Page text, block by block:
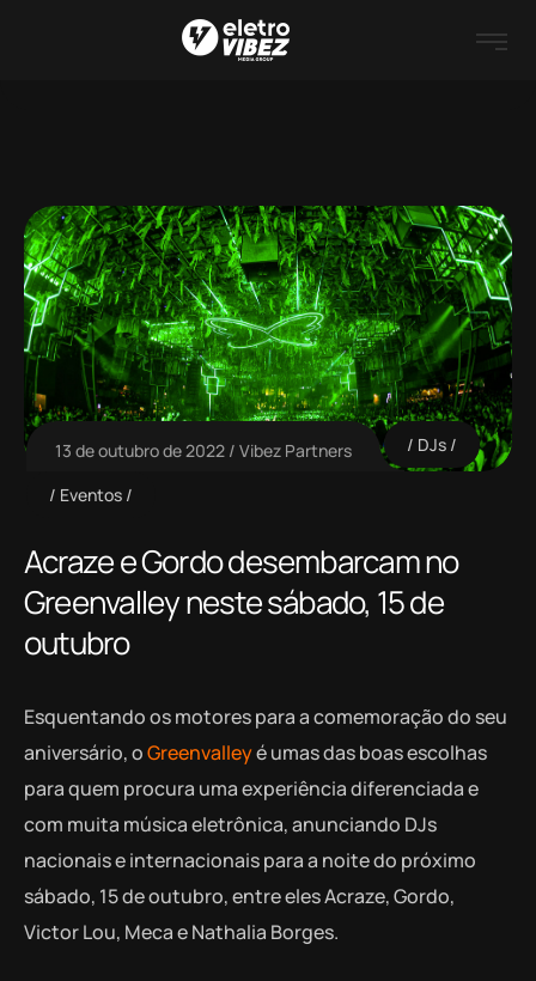
13 de outubro de 2022 Vibez Partners DJs
Eventos
Acraze e Gordo desembarcam no
Greenvalley neste sábado, 15 de
outubro
Esquentando os motores para a comemoração do seu
aniversário, oGreenvalleyé umas das boas escolhas
para quem procura uma experiência diferenciada e
com muita música eletrônica, anunciando DJs
nacionais e internacionais para a noite do próximo
sábado, 15 de outubro, entre eles Acraze, Gordo,
Victor Lou, Meca e Nathalia Borges.